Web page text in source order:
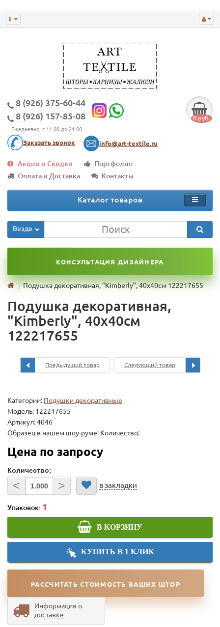
8 (926) 375-60-44
8 (926) 157-85-08
Ежедневно, с 11:00 до 21:00
Заказать звонок info@art-textile.ru
0 руб.
Акции и Скидки
Портфолио
Оплата и Доставка
Контакты
Каталог товаров
Везде
КОНСУЛЬТАЦИЯ ДИЗАЙНЕРА
Подушка декоративная, "Kimberly", 40x40см 122217655
Подушка декоративная,
"Kimberly", 40x40см
122217655
Предыдущий товар Следующий товар
Категории: Подушки декоративные
Модель: 122217655
Артикул: 4046
Образец в нашем шоу-руме: Количество:
Цена по запросу
Количество:
< > в закладки
Упаковок:
В КОРЗИНУ
КУПИТЬ В 1 КЛИК
РАССЧИТАТЬ СТОИМОСТЬ ВАШИХ ШТОР
Информация о
доставке